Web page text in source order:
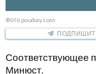
Фото pixabay.com
Соответствующее
Минюст.